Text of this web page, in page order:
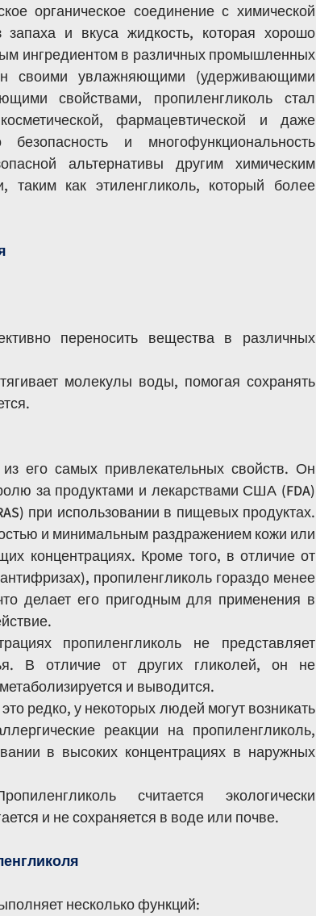
органическое соединение с химической
запаха и вкуса жидкость, которая хорошо
ингредиентом в различных промышленных
своими увлажняющими (удерживающими
свойствами, пропиленгликоль стал
фармацевтической и даже
и многофункциональность
альтернативы другим химическим
как этиленгликоль, который более
переносить вещества в различных
молекулы воды, помогая сохранять
его самых привлекательных свойств. Он
за продуктами и лекарствами США (FDA)
при использовании в пищевых продуктах.
и минимальным раздражением кожи или
концентрациях. Кроме того, в отличие от
пропиленгликоль гораздо менее
делает его пригодным для применения в
пропиленгликоль не представляет
В отличие от других гликолей, он не
и выводится.
редко, у некоторых людей могут возникать
реакции на пропиленгликоль,
в высоких концентрациях в наружных
считается экологически
и не сохраняется в воде или почве.
несколько функций: